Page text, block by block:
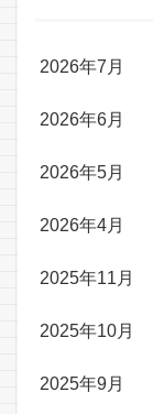
2026年7月
2026年6月
2026年5月
2026年4月
2025年11月
2025年10月
2025年9月